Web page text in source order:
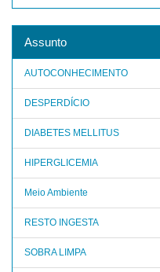
Assunto
AUTOCONHECIMENTO
DESPERDÍCIO
DIABETES MELLITUS
HIPERGLICEMIA
Meio Ambiente
RESTO INGESTA
SOBRA LIMPA